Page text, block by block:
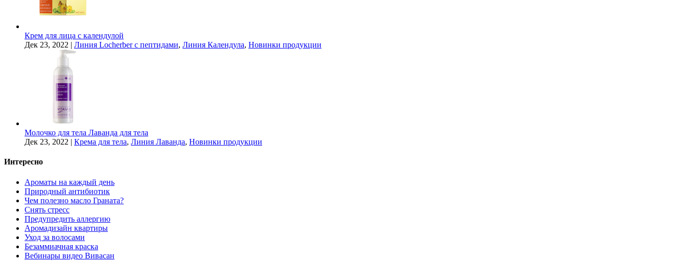
Крем для лица с календулой
Дек 23, 2022 | Линия Locherber с пептидами, Линия Календула, Новинки продукции
Молочко для тела Лаванда для тела
Дек 23, 2022 | Крема для тела, Линия Лаванда, Новинки продукции
Интересно
Ароматы на каждый день
Природный антибиотик
Чем полезно масло Граната?
Снять стресс
Предупредить аллергию
Аромадизайн квартиры
Уход за волосами
Безаммиачная краска
Вебинары видео Вивасан